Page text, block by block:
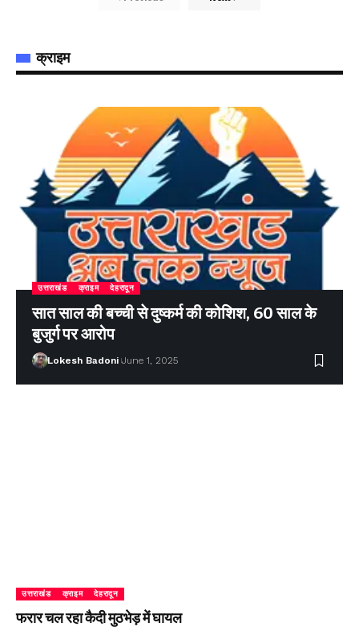
क्राइम
उत्तराखंड क्राइम देहरादून
सात साल की बच्ची से दुष्कर्म की कोशिश, 60 साल के
बुजुर्ग पर आरोप
Lokesh Badoni June 1, 2025
उत्तराखंड क्राइम देहरादून
फरार चल रहा कैदी मुठभेड़ में घायल